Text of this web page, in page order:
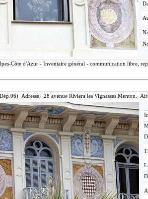
Côte d'Azur - Inventaire général - communication libre,
Adresse: 28 avenue Riviera les Vignasses Menton.